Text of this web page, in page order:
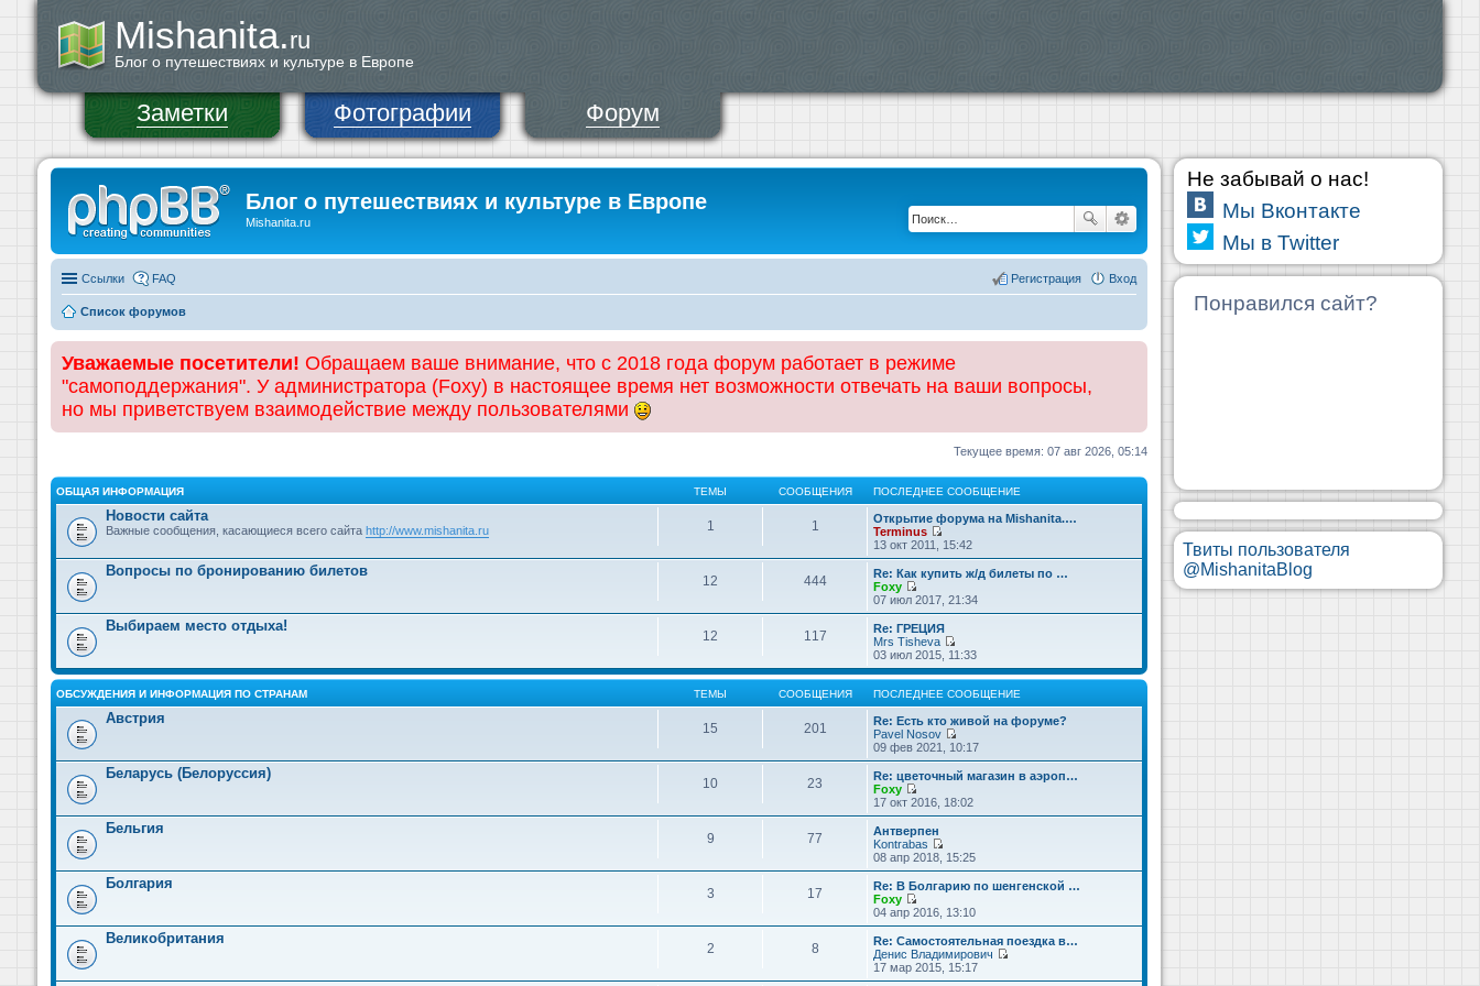
Mishanita.ru
Блог о путешествиях и культуре в Европе
Заметки Фотографии Форум
Блог о путешествиях и культуре в Европе
Mishanita.ru
Ссылки FAQ Вход
Регистрация
Список форумов
Уважаемые посетители! Обращаем ваше внимание, что с 2018 года форум работает в режиме
"самоподдержания". У администратора (Foxy) в настоящее время нет возможности отвечать на ваши вопросы,
но мы приветствуем взаимодействие между пользователями
Текущее время: 07 авг 2026, 05:14
ОБЩАЯ ИНФОРМАЦИЯ ТЕМЫ СООБЩЕНИЯ ПОСЛЕДНЕЕ СООБЩЕНИЕ
Новости сайта
Важные сообщения, касающиеся всего сайта http://www.mishanita.ru 1 1
Открытие форума на Mishanita.…
Terminus
П
е
р
е
й
т
и
к
п
о
с
л
е
н
е
м
у
с
о
б
н
и
ю
13 окт 2011, 15:42
Вопросы по бронированию билетов
12 444
Re: Как купить ж/д билеты по …
Foxy
П
е
р
е
й
т
и
к
п
о
с
л
е
н
е
м
у
с
о
о
б
щ
н
и
ю
07 июл 2017, 21:34
Выбираем место отдыха!
12 117
Re: ГРЕЦИЯ
Mrs Tisheva
П
е
р
е
й
т
к
п
о
с
л
е
е
м
с
о
б
щ
е
н
и
03 июл 2015, 11:33
ОБСУЖДЕНИЯ И ИНФОРМАЦИЯ ПО СТРАНАМ ТЕМЫ СООБЩЕНИЯ ПОСЛЕДНЕЕ СООБЩЕНИЕ
Австрия
15 201
Re: Есть кто живой на форуме?
Pavel Nosov
П
е
р
е
й
т
п
о
л
д
н
е
м
у
с
09 фев 2021, 10:17
Беларусь (Белоруссия)
10 23
Re: цветочный магазин в аэроп…
Foxy
П
е
р
е
й
т
к
п
о
л
е
д
17 окт 2016, 18:02
Бельгия
9 77
Антверпен
Kontrabas
П
е
р
е
й
т
к
п
о
08 апр 2018, 15:25
Болгария
3 17
Re: В Болгарию по шенгенской …
Foxy
П
е
р
е
й
т
04 апр 2016, 13:10
Великобритания
2 8
Re: Самостоятельная поездка в…
Денис Владимирович
е
17 мар 2015, 15:17
Не забывай о нас!
Мы Вконтакте
Мы в Twitter
Понравился сайт?
Твиты пользователя
@MishanitaBlog